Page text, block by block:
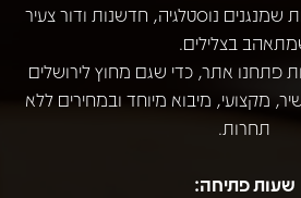
שמנגנים נוסטלגיה, חדשנות ודור צעיר
בצלילים.
פתחנו אתר, כדי שגם מחוץ לירושלים
מקצועי, מיבוא מיוחד ובמחירים ללא
תחרות.
שעות פתיחה: